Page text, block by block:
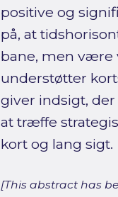
positive og
på, at
bane, men være
understøtter
giver indsigt,
at træffe
kort og lang sigt.
[This abstract has